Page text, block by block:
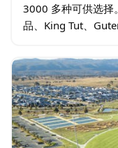
3000 多种可供选择
品、King Tut、